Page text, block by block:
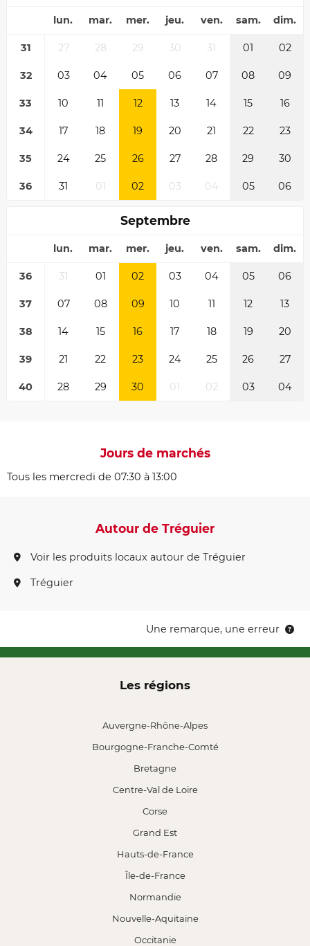
lun. mar. mer. jeu. ven. sam. dim.
31 27 28 29 30 31 01 02
32 03 04 05 06 07 08 09
33 10 11 12 13 14 15 16
34 17 18 19 20 21 22 23
35 24 25 26 27 28 29 30
36 31 01 02 03 04 05 06
Septembre
lun. mar. mer. jeu. ven. sam. dim.
36 31 01 02 03 04 05 06
37 07 08 09 10 11 12 13
38 14 15 16 17 18 19 20
39 21 22 23 24 25 26 27
40 28 29 30 01 02 03 04
Jours de marchés
Tous les mercredi de 07:30 à 13:00
Autour de Tréguier
Voir les produits locaux autour de Tréguier
Tréguier
Une remarque, une erreur
Les régions
Auvergne-Rhône-Alpes
Bourgogne-Franche-Comté
Bretagne
Centre-Val de Loire
Corse
Grand Est
Hauts-de-France
Île-de-France
Normandie
Nouvelle-Aquitaine
Occitanie